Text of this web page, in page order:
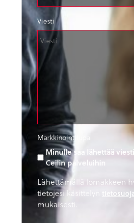
Viesti
Markkinointilupa
Minulle saa lähettää
Ceilin palveluihin
Lähettämällä lomakkeen
tietojesi käsittelyn
mukaisesti.